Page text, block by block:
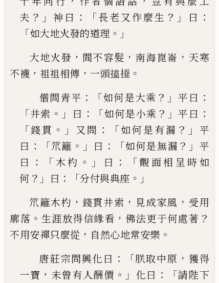
夫 ？」 神曰 ：「長老又作麼生 ？」 曰 ：
「如大地火發的道理 。」
大地火發 ， 間不容髮 ， 南海崑崙 ， 天寒
不襪 ， 祖祖相傳 ， 一頭搕𢶍 。
僧問青平 ：「如何是大乘 ？」 平曰 ：
「井索 。」 曰 ：「如何是小乘 ？」平曰 ：
「錢貫 。」 又問 ：「如何是有漏 ？」 平
曰 ：「笊籬 。」 曰 ：「如何是無漏 ？」 平
曰 ：「木杓 。」 曰 ：「覿面相呈時如
何 ？」 曰 ：「分付與典座 。」
笊籬木杓 ， 錢貫井索 ， 見成家風 ， 受用
廓落 。 生涯放得信緣看 ， 佛法更于何處著 ？
不用安禪只麼從 ， 自然心地常安樂 。
唐莊宗問興化曰 ：「朕取中原 ， 獲得
一寶 ， 未曾有人酬價 。」 化曰 ：「請陛下